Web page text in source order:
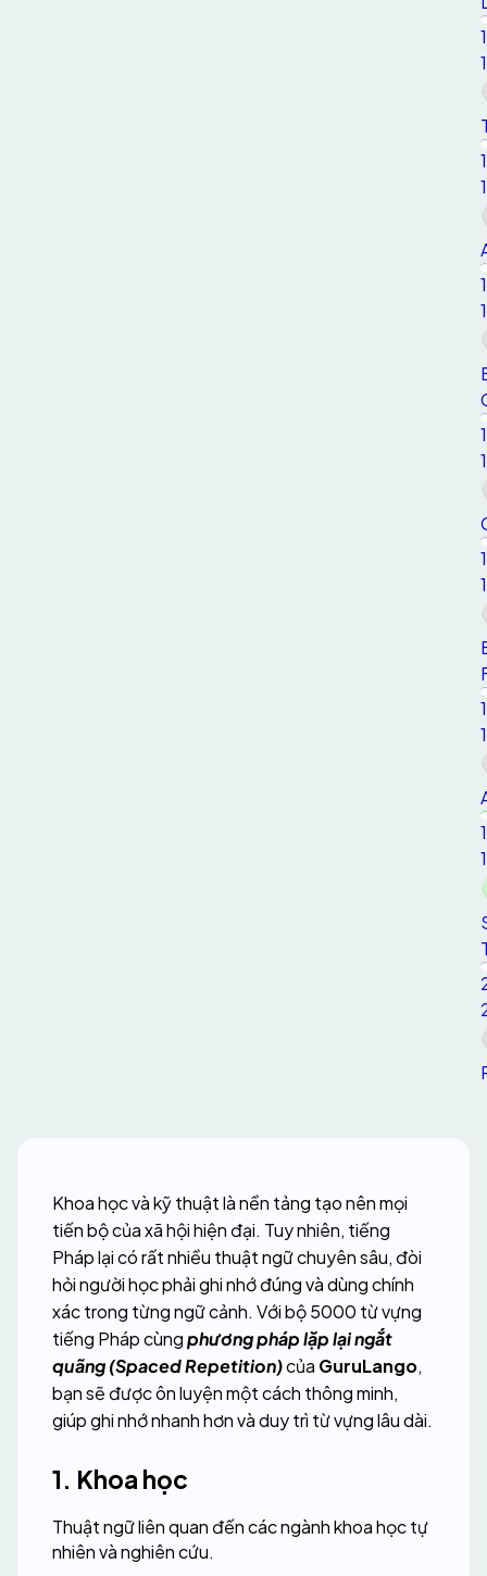
Khoa học và kỹ thuật là nền tảng tạo nên mọi
tiến bộ của xã hội hiện đại. Tuy nhiên, tiếng
Pháp lại có rất nhiều thuật ngữ chuyên sâu, đòi
hỏi người học phải ghi nhớ đúng và dùng chính
xác trong từng ngữ cảnh. Với bộ 5000 từ vựng
tiếng Pháp cùng phương pháp lặp lại ngắt
quãng (Spaced Repetition) của GuruLango,
bạn sẽ được ôn luyện một cách thông minh,
giúp ghi nhớ nhanh hơn và duy trì từ vựng lâu dài.
1. Khoa học
Thuật ngữ liên quan đến các ngành khoa học tự
nhiên và nghiên cứu.